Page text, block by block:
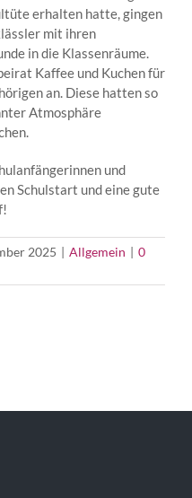
erhalten hatte, gingen
mit ihren
in die Klassenräume.
Kaffee und Kuchen für
an. Diese hatten so
Atmosphäre
und
Schulstart und eine gute
2025 | Allgemein | 0